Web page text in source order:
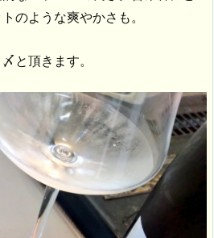
のような爽やかさも。
と頂きます。